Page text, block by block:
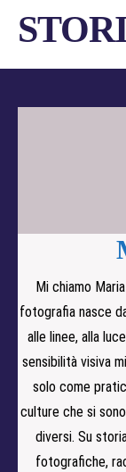
Mi chiamo
fotografia nasce
alle linee, alla
sensibilità visiva
solo come
culture che si
diversi. Su
fotografiche,